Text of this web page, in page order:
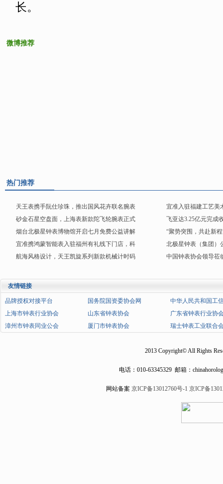
长。
微博推荐
热门推荐
天王表携手阮仕珍珠，推出国风花卉联名腕表
宜准入驻福建工艺美
砂金石星空盘面，上海表新款陀飞轮腕表正式
飞亚达3.25亿元完成
烟台北极星钟表博物馆开启七月免费公益讲解
“聚势突围，共赴新
宜准携鸿蒙智能表入驻福州有礼线下门店，科
北极星钟表（集团）
航海风格设计，天王凯旋系列新款机械计时码
中国钟表协会领导莅
友情链接
品牌授权对接平台 国务院国资委协会网
中华人民共和国工
上海市钟表行业协会
山东省钟表协会
广东省钟表行业协
漳州市钟表同业公会
厦门市钟表协会 瑞士钟表工业联合
2013 Copyright© All Rights
电话： 010-63345329 邮箱：
网站备案 京ICP备13012760号-1 京ICP备